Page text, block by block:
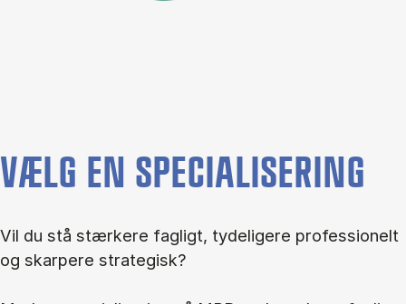
VÆLG EN SPECIALISERING
Vil du stå stær­ke­re fag­ligt, ty­de­li­ge­re pro­fes­sio­nelt
og skar­pe­re stra­te­gisk?